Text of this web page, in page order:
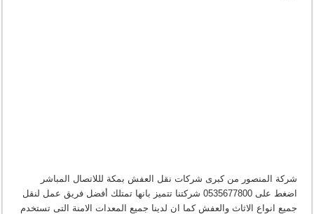
شركة المنصور من كبرى شركات نقل العفش بمكة لللاتصال المباشر
اضغط على 0535677800 شركتنا تتميز بانها تمتلك أفضل فريق عمل لنقل
جميع انواع الاثاث والعفش كما ان لدينا جميع المعدات الامنة التى تستخدم